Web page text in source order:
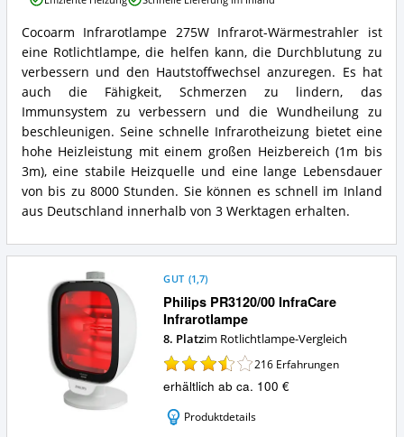
Cocoarm
Infrarotlampe
275W
Infrarot-
Wärmestrahler
Infrarotstrahler
Zusammenfassung:
Was
bietet
diese
Rotlichtlampe?
Cocoarm Infrarotlampe 275W Infrarot-Wärmestrahler ist
eine Rotlichtlampe, die helfen kann, die Durchblutung zu
verbessern und den Hautstoffwechsel anzuregen. Es hat
auch die Fähigkeit, Schmerzen zu lindern, das
Immunsystem zu verbessern und die Wundheilung zu
beschleunigen. Seine schnelle Infrarotheizung bietet eine
hohe Heizleistung mit einem großen Heizbereich (1m bis
3m), eine stabile Heizquelle und eine lange Lebensdauer
von bis zu 8000 Stunden. Sie können es schnell im Inland
aus Deutschland innerhalb von 3 Werktagen erhalten.
Wärmestrahler
Infrarotstrahler
Vorteile:
Was
spricht
für
diese
Rotlichtlampe?
Philips PR3120/00 InfraCare
Infrarotlampe
GUT (1,7)
8. Platzim Rotlichtlampe-Vergleich
216 Erfahrungen
erhältlich ab ca. 100 €
Produktdetails